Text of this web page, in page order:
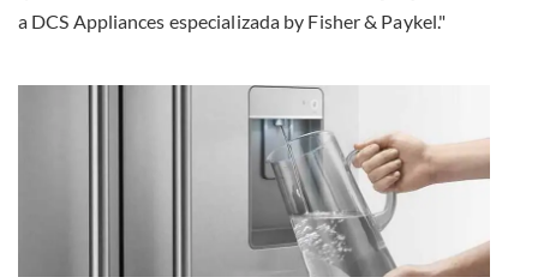
a DCS Appliances especializada by Fisher & Paykel."